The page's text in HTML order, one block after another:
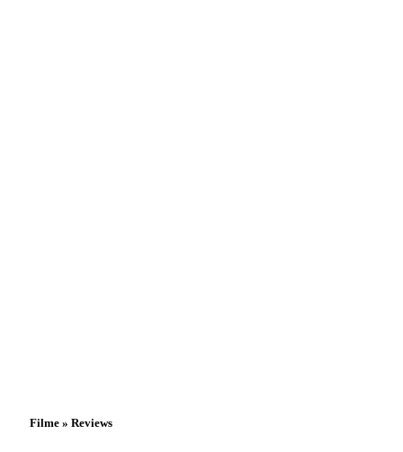
Filme » Reviews